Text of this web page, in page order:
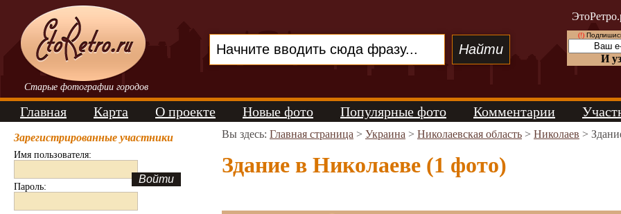
Старые фотографии городов
(!)
И
Главная Карта О проекте Новые фото Популярные фото Комментарии
Зарегистрированные участники
Имя пользователя:
Пароль:
Вы здесь: Главная страница > Украина > Николаевская область > Николаев >
Здание в Николаеве (1 фото)